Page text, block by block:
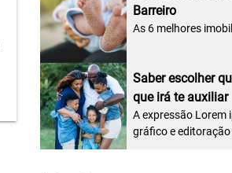
Barreiro
As 6 melhores
Saber escolher
que irá te auxiliar
A expressão Lorem
gráfico e